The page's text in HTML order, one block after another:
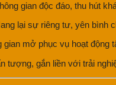
gian độc đáo, thu hút
lại sự riêng tư, yên bình
gian mở phục vụ hoạt động
tượng, gắn liền với trải